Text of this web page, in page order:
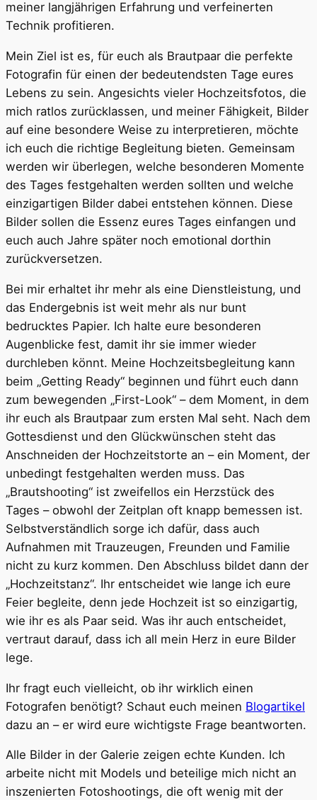
meiner langjährigen Erfahrung und verfeinerten
Technik profitieren.
Mein Ziel ist es, für euch als Brautpaar die perfekte
Fotografin für einen der bedeutendsten Tage eures
Lebens zu sein. Angesichts vieler Hochzeitsfotos, die
mich ratlos zurücklassen, und meiner Fähigkeit, Bilder
auf eine besondere Weise zu interpretieren, möchte
ich euch die richtige Begleitung bieten. Gemeinsam
werden wir überlegen, welche besonderen Momente
des Tages festgehalten werden sollten und welche
einzigartigen Bilder dabei entstehen können. Diese
Bilder sollen die Essenz eures Tages einfangen und
euch auch Jahre später noch emotional dorthin
zurückversetzen.
Bei mir erhaltet ihr mehr als eine Dienstleistung, und
das Endergebnis ist weit mehr als nur bunt
bedrucktes Papier. Ich halte eure besonderen
Augenblicke fest, damit ihr sie immer wieder
durchleben könnt. Meine Hochzeitsbegleitung kann
beim „Getting Ready“ beginnen und führt euch dann
zum bewegenden „First-Look“ – dem Moment, in dem
ihr euch als Brautpaar zum ersten Mal seht. Nach dem
Gottesdienst und den Glückwünschen steht das
Anschneiden der Hochzeitstorte an – ein Moment, der
unbedingt festgehalten werden muss. Das
„Brautshooting“ ist zweifellos ein Herzstück des
Tages – obwohl der Zeitplan oft knapp bemessen ist.
Selbstverständlich sorge ich dafür, dass auch
Aufnahmen mit Trauzeugen, Freunden und Familie
nicht zu kurz kommen. Den Abschluss bildet dann der
„Hochzeitstanz“. Ihr entscheidet wie lange ich eure
Feier begleite, denn jede Hochzeit ist so einzigartig,
wie ihr es als Paar seid. Was ihr auch entscheidet,
vertraut darauf, dass ich all mein Herz in eure Bilder
lege.
Ihr fragt euch vielleicht, ob ihr wirklich einen
Fotografen benötigt? Schaut euch meinen Blogartikel
dazu an – er wird eure wichtigste Frage beantworten.
Alle Bilder in der Galerie zeigen echte Kunden. Ich
arbeite nicht mit Models und beteilige mich nicht an
inszenierten Fotoshootings, die oft wenig mit der